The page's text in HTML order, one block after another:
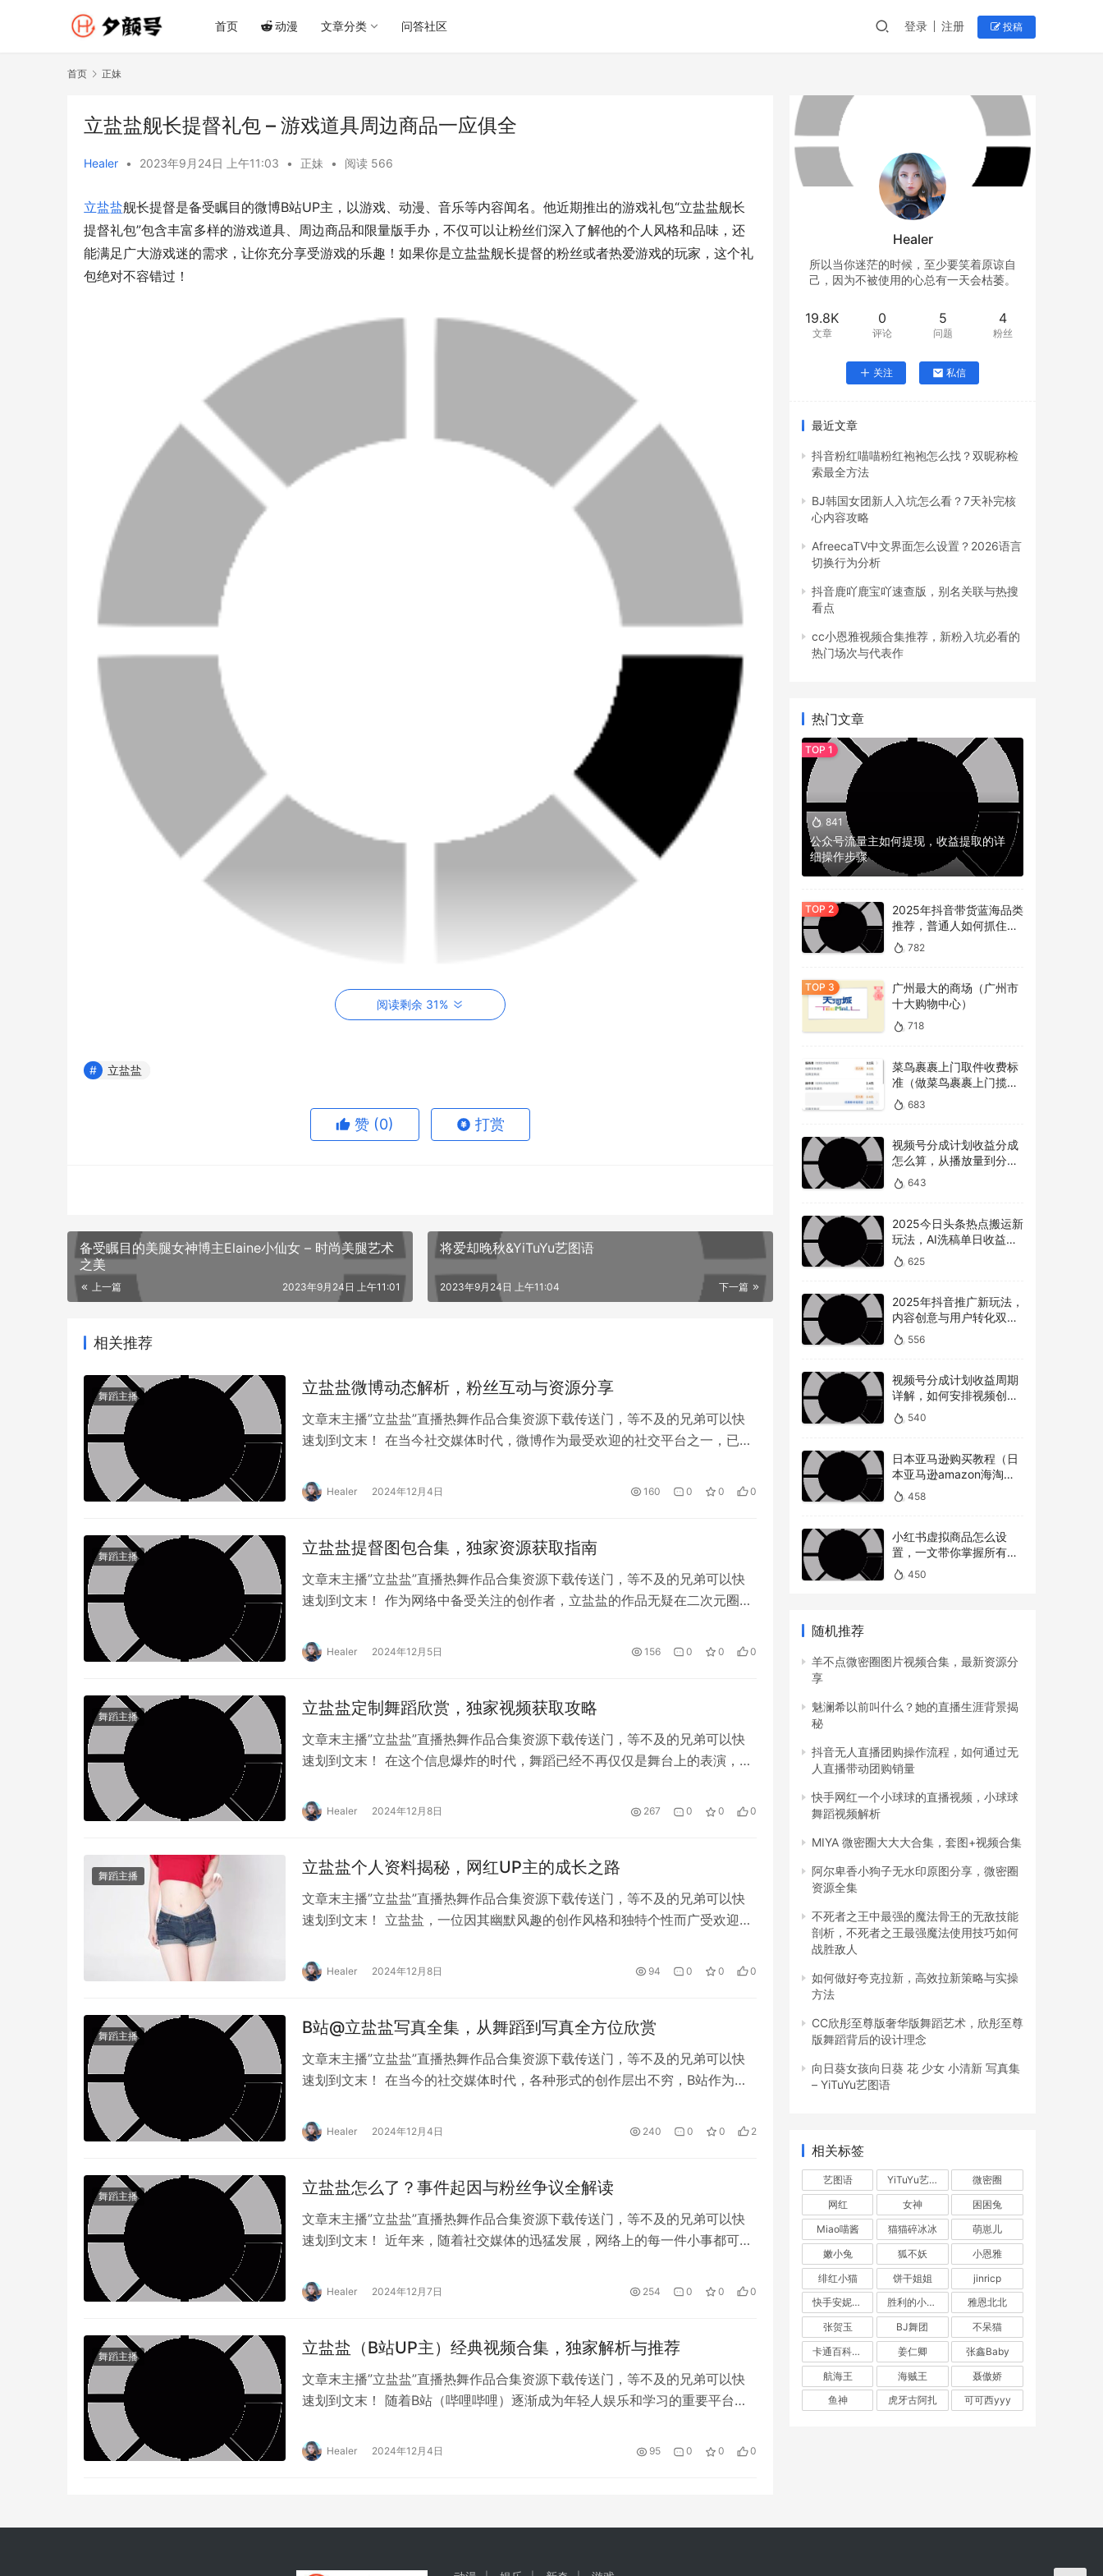
首页 动漫 文章分类 问答社区 登录 注册 投稿
首页 正妹
立盐盐舰长提督礼包 – 游戏道具周边商品一应俱全
Healer • 2023年9月24日 上午11:03 • 正妹 • 阅读 566
立盐盐舰长提督是备受瞩目的微博B站UP主，以游戏、动漫、音乐等内容闻名。他近期推出的游戏礼包“立盐盐舰长
提督礼包”包含丰富多样的游戏道具、周边商品和限量版手办，不仅可以让粉丝们深入了解他的个人风格和品味，还
能满足广大游戏迷的需求，让你充分享受游戏的乐趣！如果你是立盐盐舰长提督的粉丝或者热爱游戏的玩家，这个礼
包绝对不容错过！
让粉丝们能够更好地体验游戏，还能让他们更加深入地了解立盐盐舰长提督的个人风格和品味。
好。他的舞蹈动作优美、独特，唱歌声音清新、动听，令人赞叹不已。
立盐盐舰长提督以其独特的风格和精湛的技巧吸引了无数粉丝的喜爱。他的作品展现了对游戏、动漫和音乐的独特见
解和才华。而他近期推出的“立盐盐舰长提督礼包”更是一大亮点，不仅能让人们充分享受游戏的乐趣，还能让人们更
好地了解他的个人品味和风格。这款礼包的推出为广大游戏迷提供了满足需求的机会，所以千万不要错过！无论你是
立盐盐舰长提督的忠实粉丝还是游戏迷，立即抢购这个礼包，体验游戏的乐趣吧！
阅读剩余 31%
本文内容由互联网用户自发贡献，该文观点仅代表作者本人。本站仅提供信息存储空间服务，不拥有所有权，不承担相关法律责
任。如发现本站有涉嫌抄袭侵权/违法违规的内容， 请发送邮件至 3596248452@qq.com 举报，一经查实，本站将立刻删除。
转请注明出处：
https://www.changxiqu.com/15297.html
立盐盐
赞 (0) 打赏
备受瞩目的美腿女神博主Elaine小仙女 – 时尚美腿艺术
之美
上一篇 2023年9月24日 上午11:01
将爱却晚秋&YiTuYu艺图语
下一篇
2023年9月24日 上午11:04
相关推荐
舞蹈主播 立盐盐微博动态解析，粉丝互动与资源分享
文章末主播”立盐盐”直播热舞作品合集资源下载传送门，等不及的兄弟可以快
速划到文末！ 在当今社交媒体时代，微博作为最受欢迎的社交平台之一，已经
人气博主和影响力人物，其微博动态不仅吸引了大量粉丝的关注，还成功地构
建了一个活跃的粉丝社区。今天，我们将从多个角度深入解析立盐盐…
Healer 2024年12月4日 160 0 0 0
舞蹈主播 立盐盐提督图包合集，独家资源获取指南
文章末主播”立盐盐”直播热舞作品合集资源下载传送门，等不及的兄弟可以快
速划到文末！ 作为网络中备受关注的创作者，立盐盐的作品无疑在二次元圈子
捧。凭借其精致细腻的画风、独特的创意和鲜明的角色设计，立盐盐的作品早
已成为了许多人收藏夹中的珍品。 虽然这些图包作品广受欢迎，但由…
Healer 2024年12月5日 156 0 0 0
舞蹈主播 立盐盐定制舞蹈欣赏，独家视频获取攻略
文章末主播”立盐盐”直播热舞作品合集资源下载传送门，等不及的兄弟可以快
速划到文末！ 在这个信息爆炸的时代，舞蹈已经不再仅仅是舞台上的表演，它
基础和独特舞蹈风格的舞者，她的定制舞蹈视频深受粉丝的热爱。如何才能欣
赏到立盐盐的定制舞蹈，并第一时间获得独家的舞蹈视频呢？今天，…
Healer 2024年12月8日 267 0 0 0
舞蹈主播 立盐盐个人资料揭秘，网红UP主的成长之路
文章末主播”立盐盐”直播热舞作品合集资源下载传送门，等不及的兄弟可以快
速划到文末！ 立盐盐，一位因其幽默风趣的创作风格和独特个性而广受欢迎的
力。作为一名从零起步的普通年轻人，立盐盐的成长故事充满了挑战与机遇，
她的成功不仅源于天赋，更得益于坚持与努力。 初识立盐盐：一个…
Healer 2024年12月8日 94 0 0 0
舞蹈主播 B站@立盐盐写真全集，从舞蹈到写真全方位欣赏
文章末主播”立盐盐”直播热舞作品合集资源下载传送门，等不及的兄弟可以快
速划到文末！ 在当今的社交媒体时代，各种形式的创作层出不穷，B站作为年
立盐盐这个名字无疑是让人印象深刻的一个。她不仅以舞蹈作品为人熟知，更
通过独特的写真风格吸引了众多粉丝的关注。她的B站账号为@立…
Healer 2024年12月4日 240 0 0 2
舞蹈主播 立盐盐怎么了？事件起因与粉丝争议全解读
文章末主播”立盐盐”直播热舞作品合集资源下载传送门，等不及的兄弟可以快
速划到文末！ 近年来，随着社交媒体的迅猛发展，网络上的每一件小事都可能
友纷纷表达了各自的立场与看法。要了解“立盐盐怎么了”，我们需要回顾一下
事件的起因与发展。 立盐盐，本名盐田，因其幽默搞笑的风格和…
Healer 2024年12月7日 254 0 0 0
舞蹈主播 立盐盐（B站UP主）经典视频合集，独家解析与推荐
文章末主播”立盐盐”直播热舞作品合集资源下载传送门，等不及的兄弟可以快
速划到文末！ 随着B站（哔哩哔哩）逐渐成为年轻人娱乐和学习的重要平台，
颗闪亮的明星。作为一位多才多艺的UP主，立盐盐的作品涵盖了幽默搞笑、深
度解读、生活分享等多个领域，且每一部作品都充满了她独特的…
Healer 2024年12月4日 95 0 0 0
Healer
所以当你迷茫的时候，至少要笑着原谅自
己，因为不被使用的心总有一天会枯萎。
19.8K
文章
0
评论
5
问题
4
粉丝
关注 私信
最近文章
抖音粉红喵喵粉红袍袍怎么找？双昵称检
索最全方法
BJ韩国女团新人入坑怎么看？7天补完核
心内容攻略
AfreecaTV中文界面怎么设置？2026语言
切换行为分析
抖音鹿吖鹿宝吖速查版，别名关联与热搜
看点
cc小恩雅视频合集推荐，新粉入坑必看的
热门场次与代表作
热门文章
841
公众号流量主如何提现，收益提取的详
细操作步骤
2025年抖音带货蓝海品类
推荐，普通人如何抓住冷
门机会？
782
广州最大的商场（广州市
十大购物中心）
718
菜鸟裹裹上门取件收费标
准（做菜鸟裹裹上门揽件
的看过来）
683
视频号分成计划收益分成
怎么算，从播放量到分成
的全解读
643
2025今日头条热点搬运新
玩法，AI洗稿单日收益
300+技巧
625
2025年抖音推广新玩法，
内容创意与用户转化双提
升
556
视频号分成计划收益周期
详解，如何安排视频创作
和提现时间？
540
日本亚马逊购买教程（日
本亚马逊amazon海淘下
单教程攻略）
458
小红书虚拟商品怎么设
置，一文带你掌握所有操
作 450
随机推荐
羊不点微密圈图片视频合集，最新资源分
享
魅澜希以前叫什么？她的直播生涯背景揭
秘
抖音无人直播团购操作流程，如何通过无
人直播带动团购销量
快手网红一个小球球的直播视频，小球球
舞蹈视频解析
MIYA 微密圈大大大合集，套图+视频合集
阿尔卑香小狗子无水印原图分享，微密圈
资源全集
不死者之王中最强的魔法骨王的无敌技能
剖析，不死者之王最强魔法使用技巧如何
战胜敌人
如何做好夸克拉新，高效拉新策略与实操
方法
CC欣彤至尊版奢华版舞蹈艺术，欣彤至尊
版舞蹈背后的设计理念
向日葵女孩向日葵 花 少女 小清新 写真集
– YiTuYu艺图语
相关标签
艺图语 YiTuYu艺图语
微密圈
网红
女神
困困兔
Miao喵酱
猫猫碎冰冰
萌崽儿
嫩小兔
狐不妖
小恩雅
绯红小猫
饼干姐姐
jinricp
快手安妮朵朵
胜利的小生活
雅恩北北
张贺玉
BJ舞团
不呆猫
卡通百科老王
姜仁卿
张鑫Baby
航海王
海贼王
聂傲娇
鱼神
虎牙古阿扎 可可西yyy